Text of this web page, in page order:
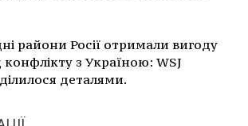
райони Росії отримали вигоду
конфлікту з Україною: WSJ
деталями.